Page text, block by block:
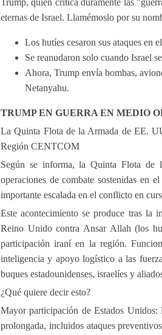
eternas de Israel. Llamémoslo por su
Los hutíes cesaron sus ataques en
Se reanudaron solo cuando Israel
Ahora, Trump envía bombas,
Netanyahu.
TRUMP EN GUERRA EN MEDIO
La Quinta Flota de la Armada de EE.
Región CENTCOM
Según se informa, la Quinta Flota de
operaciones de combate sostenidas en
importante escalada en el conflicto en
Este acontecimiento se produce tras la
Reino Unido contra Ansar Allah (los
participación iraní en la región.
inteligencia y apoyo logístico a las
buques estadounidenses, israelíes y
¿Qué quiere decir esto?
Mayor participación de Estados
prolongada, incluidos ataques